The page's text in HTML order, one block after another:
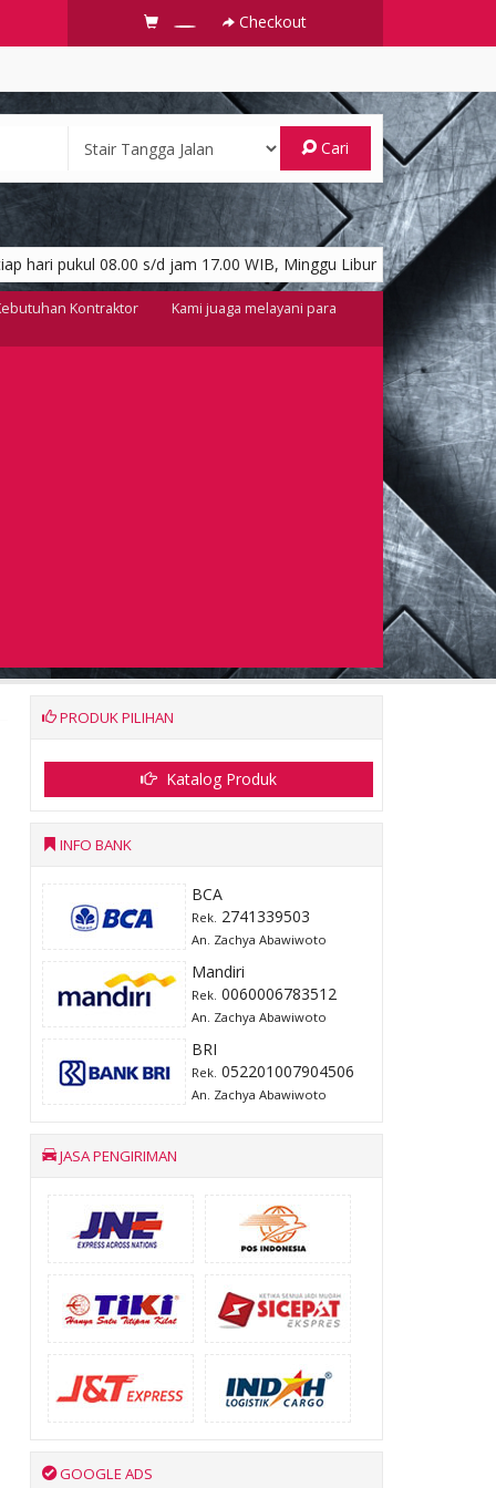
Checkout
Cari
hari pukul 08.00 s/d jam 17.00 WIB, Minggu Libur
Kontraktor
Kami juaga melayani para
PRODUK PILIHAN
Katalog Produk
INFO BANK
BCA
Rek. 2741339503
An. Zachya Abawiwoto
Mandiri
Rek. 0060006783512
An. Zachya Abawiwoto
BRI
Rek. 052201007904506
An. Zachya Abawiwoto
JASA PENGIRIMAN
GOOGLE ADS